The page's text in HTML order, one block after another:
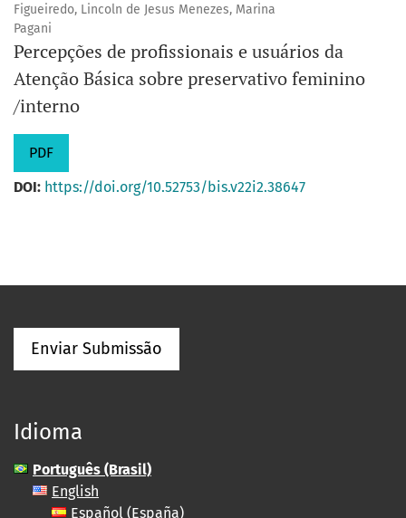
Figueiredo, Lincoln de Jesus Menezes, Marina
Pagani
Percepções de profissionais e usuários da
Atenção Básica sobre preservativo feminino
/interno
PDF
DOI: https://doi.org/10.52753/bis.v22i2.38647
Enviar Submissão
Idioma
Português (Brasil)
English
Español (España)